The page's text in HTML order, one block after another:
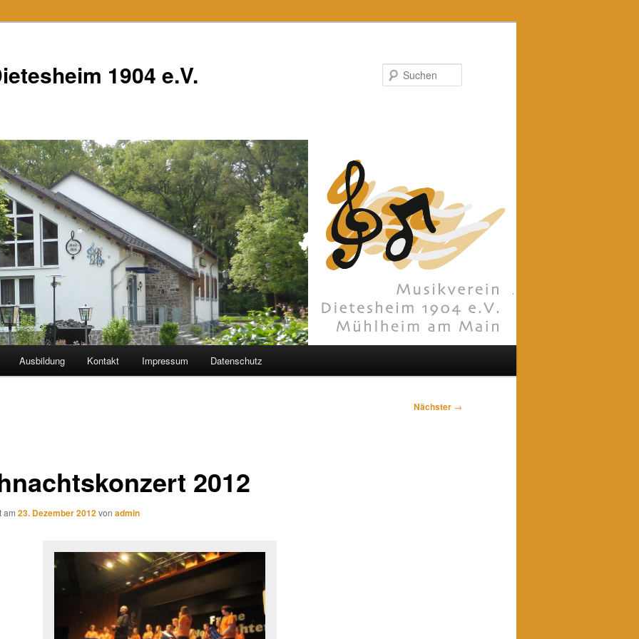
1904 e.V.
Ausbildung Kontakt Impressum Datenschutz
Nächster →
2012
am 23. Dezember 2012von admin